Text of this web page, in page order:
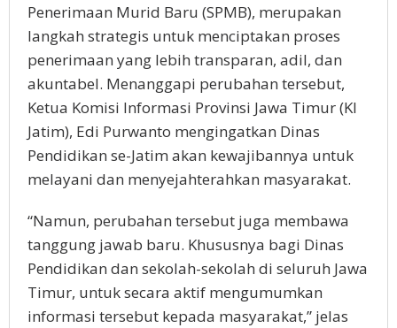
Penerimaan Murid Baru (SPMB), merupakan
langkah strategis untuk menciptakan proses
penerimaan yang lebih transparan, adil, dan
akuntabel. Menanggapi perubahan tersebut,
Ketua Komisi Informasi Provinsi Jawa Timur (KI
Jatim), Edi Purwanto mengingatkan Dinas
Pendidikan se-Jatim akan kewajibannya untuk
melayani dan menyejahterahkan masyarakat.
“Namun, perubahan tersebut juga membawa
tanggung jawab baru. Khususnya bagi Dinas
Pendidikan dan sekolah-sekolah di seluruh Jawa
Timur, untuk secara aktif mengumumkan
informasi tersebut kepada masyarakat,” jelas